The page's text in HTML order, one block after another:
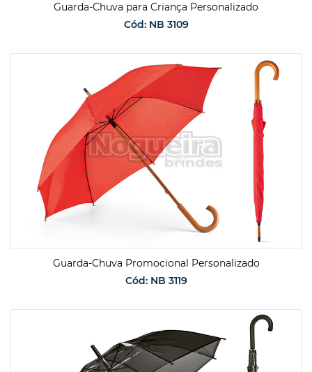
Guarda-Chuva para Criança Personalizado
Cód: NB 3109
SOLICITAR ORÇAMENTO
Guarda-Chuva Promocional Personalizado
Cód: NB 3119